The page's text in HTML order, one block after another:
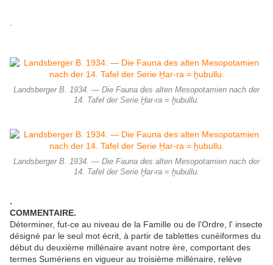
Landsberger B. 1934. — Die Fauna des alten Mesopotamien nach der
14. Tafel der Serie Ḫar-ra = ḫubullu.
Landsberger B. 1934. — Die Fauna des alten Mesopotamien nach der
14. Tafel der Serie Ḫar-ra = ḫubullu.
.
COMMENTAIRE.
Déterminer, fut-ce au niveau de la Famille ou de l'Ordre, l' insecte
désigné par le seul mot écrit, à partir de tablettes cunéiformes du
début du deuxième millénaire avant notre ère, comportant des
termes Sumériens en vigueur au troisième millénaire, relève